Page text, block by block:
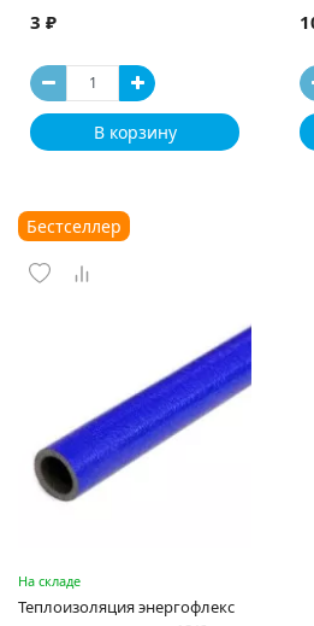
3 ₽
В корзину
Бестселлер
На складе
Теплоизоляция энергофлекс